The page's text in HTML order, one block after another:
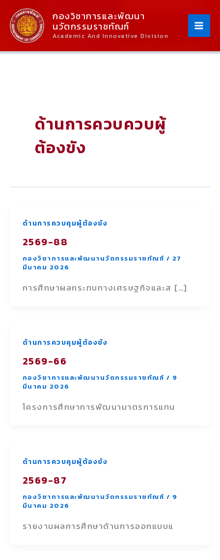
Content
Content
กองวิชาการและพัฒนา
นวัตกรรมราชทัณฑ์
Academic And Innovative Division
ด้านการควบควบผู้
ต้องขัง
ด้านการควบคุมผู้ต้องขัง
2569-88
กองวิชาการและพัฒนานวัตกรรมราชทัณฑ์ / 27
มีนาคม 2026
การศึกษาผลกระทบทางเศรษฐกิจและส […]
ด้านการควบคุมผู้ต้องขัง
2569-66
กองวิชาการและพัฒนานวัตกรรมราชทัณฑ์ / 9
มีนาคม 2026
โครงการศึกษาการพัฒนามาตรการแทน
ด้านการควบคุมผู้ต้องขัง
2569-87
กองวิชาการและพัฒนานวัตกรรมราชทัณฑ์ / 9
มีนาคม 2026
รายงานผลการศึกษาด้านการออกแบบแ